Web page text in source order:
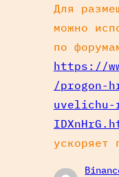
Для
можно
по
https://
/progon-
uvelichu-
ускоряет